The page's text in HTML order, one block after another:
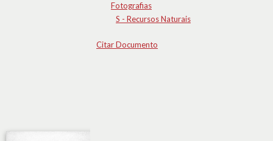
Fotografias
S - Recursos Naturais
Citar Documento